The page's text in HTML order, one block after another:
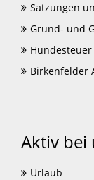
Satzungen
Grund- und
Hundesteuer
Birkenfelder
Aktiv bei
Urlaub